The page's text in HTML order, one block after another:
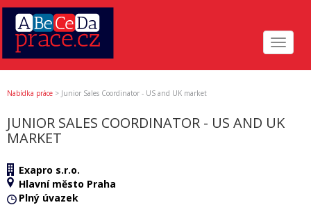
Toggle
Nabídka práce > Junior Sales Coordinator - US and UK market
JUNIOR SALES COORDINATOR - US AND UK
MARKET
Exapro s.r.o.
Hlavní město Praha
Plný úvazek